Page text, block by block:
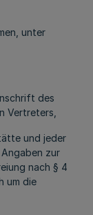
unter
des
Vertreters,
und jeder
zur
nach § 4
um die